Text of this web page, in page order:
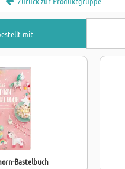
mit
Bastelbuch